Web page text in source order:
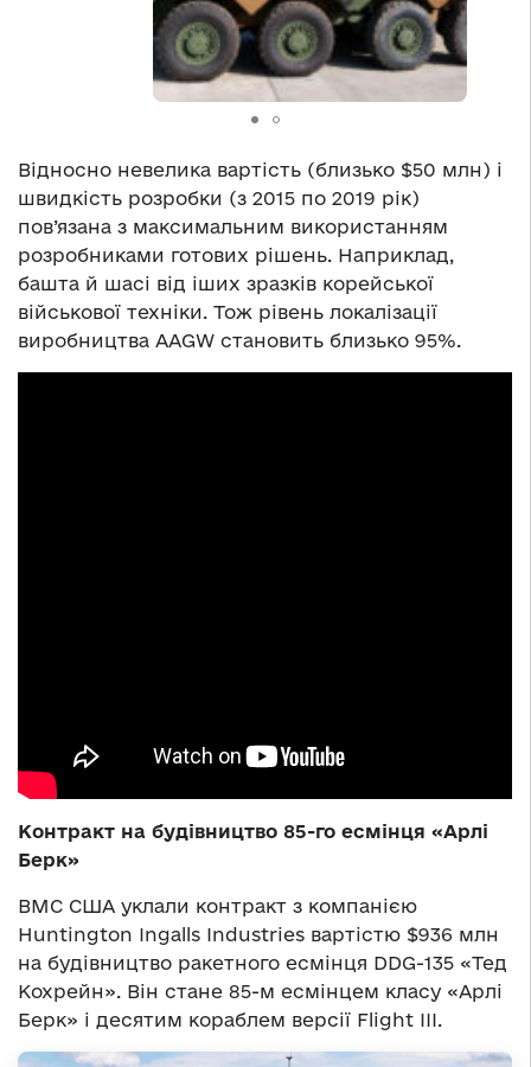
Відносно невелика вартість (близько $50 млн) і
швидкість розробки (з 2015 по 2019 рік)
пов’язана з максимальним використанням
розробниками готових рішень. Наприклад,
башта й шасі від іших зразків корейської
військової техніки. Тож рівень локалізації
виробництва AAGW становить близько 95%.
Контракт на будівництво 85-го есмінця «Арлі
Берк»
ВМС США уклали контракт з компанією
Huntington Ingalls Industries вартістю $936 млн
на будівництво ракетного есмінця DDG-135 «Тед
Кохрейн». Він стане 85-м есмінцем класу «Арлі
Берк» і десятим кораблем версії Flight III.